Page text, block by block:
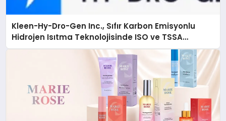
Kleen-Hy-Dro-Gen Inc., Sıfır Karbon Emisyonlu
Hidrojen Isıtma Teknolojisinde ISO ve TSSA
Düzenleyici Onaylarını Aldı